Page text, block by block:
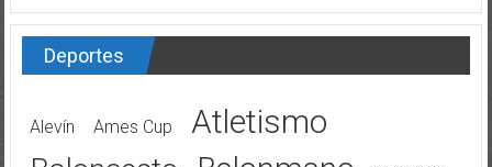
Deportes
Alevín Ames Cup Atletismo